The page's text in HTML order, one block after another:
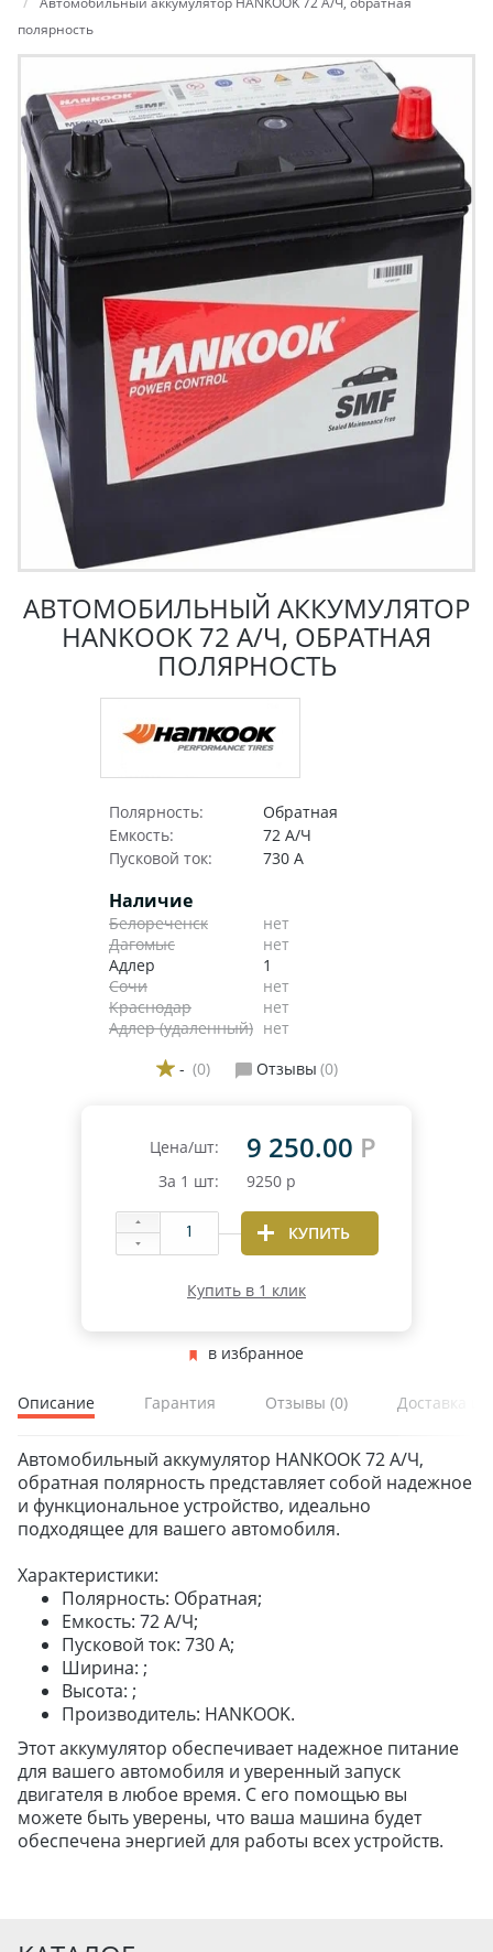
ЗИМНИЕ
ЛЕТНИЕ
ВСЕСЕЗОННЫЕ
ДЛЯ СПЕЦТЕХНИКИ
ЛИТЫЕ
ДЛЯ ГРУЗОВЫХ АВТО
ДЛЯ ЛЕГКОВЫХ АВТО
ШИНЫ
АККУМУЛЯТОРЫ
полярность
АВТОМОБИЛЬНЫЙ АККУМУЛЯТОР
HANKOOK 72 А/Ч, ОБРАТНАЯ
ПОЛЯРНОСТЬ
Полярность:
Обратная
Емкость:
72 А/Ч
Пусковой ток:
730 А
Наличие
Белореченск
нет
Дагомыс
нет
Адлер
1
Сочи
нет
Краснодар
нет
Адлер (удаленный) нет
- (0) Отзывы (0)
Цена/шт: 9 250.00 Р
За 1 шт: 9250 р
КУПИТЬ
Купить в 1 клик
в избранное
Описание Гарантия Отзывы (0) Доставка и
Автомобильный аккумулятор HANKOOK 72 А/Ч,
обратная полярность представляет собой надежное
и функциональное устройство, идеально
подходящее для вашего автомобиля.
Характеристики:
Полярность: Обратная;
Емкость: 72 А/Ч;
Пусковой ток: 730 А;
Ширина: ;
Высота: ;
Производитель: HANKOOK.
Этот аккумулятор обеспечивает надежное питание
для вашего автомобиля и уверенный запуск
двигателя в любое время. С его помощью вы
можете быть уверены, что ваша машина будет
обеспечена энергией для работы всех устройств.